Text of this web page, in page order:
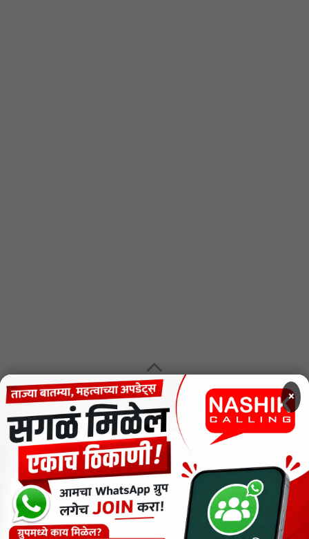
MENU
CODE OF ETHICS FOR DIGITAL NEWS WEBSITES
Contact Us
Privacy Policy
Short News
×